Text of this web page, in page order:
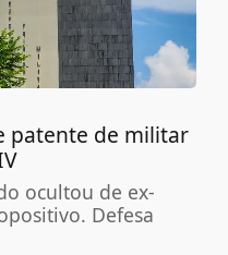
patente de militar
ocultou de ex-
Defesa